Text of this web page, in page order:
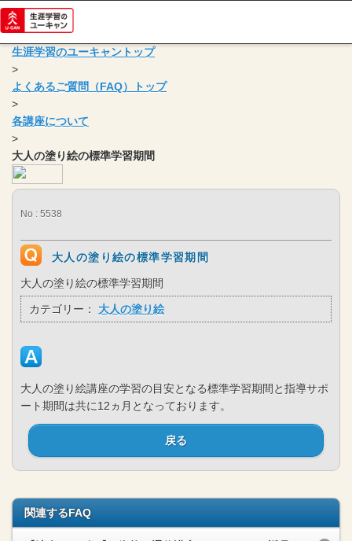
生涯学習のユーキャントップ
>
よくあるご質問（FAQ）トップ
>
各講座について
>
大人の塗り絵の標準学習期間
No : 5538
大人の塗り絵の標準学習期間
大人の塗り絵の標準学習期間
カテゴリー： 大人の塗り絵
大人の塗り絵講座の学習の目安となる標準学習期間と指導サポ
ート期間は共に12ヵ月となっております。
戻る
関連するFAQ